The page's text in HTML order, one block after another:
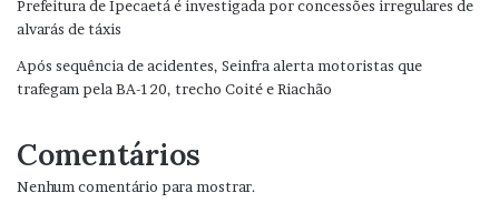
Prefeitura de Ipecaetá é investigada por concessões irregulares de
alvarás de táxis
Após sequência de acidentes, Seinfra alerta motoristas que
trafegam pela BA-120, trecho Coité e Riachão
Comentários
Nenhum comentário para mostrar.